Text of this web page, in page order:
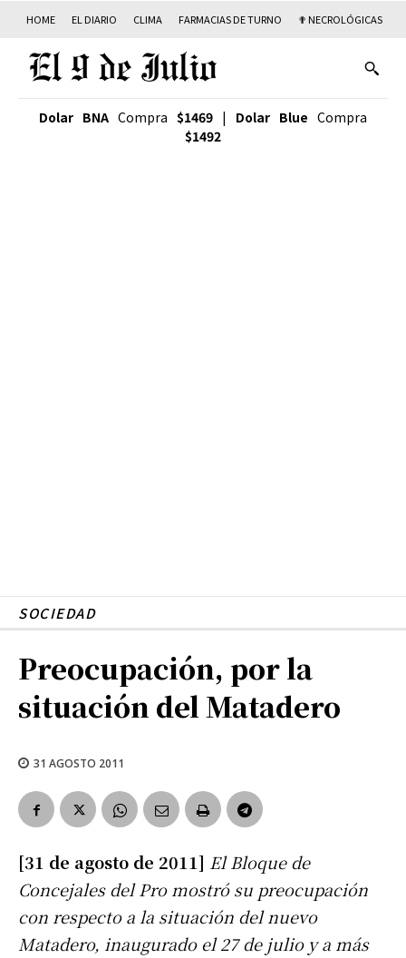
HOME EL DIARIO CLIMA FARMACIAS DE TURNO ✟ NECROLÓGICAS
Dolar BNA Compra $1469 | Dolar Blue Compra
$1492
SOCIEDAD
Preocupación, por la
situación del Matadero
31 AGOSTO 2011
[31 de agosto de 2011] El Bloque de
Concejales del Pro mostró su preocupación
con respecto a la situación del nuevo
Matadero, inaugurado el 27 de julio y a más